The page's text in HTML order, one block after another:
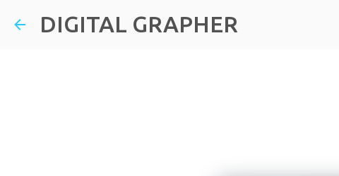
DIGITAL GRAPHER